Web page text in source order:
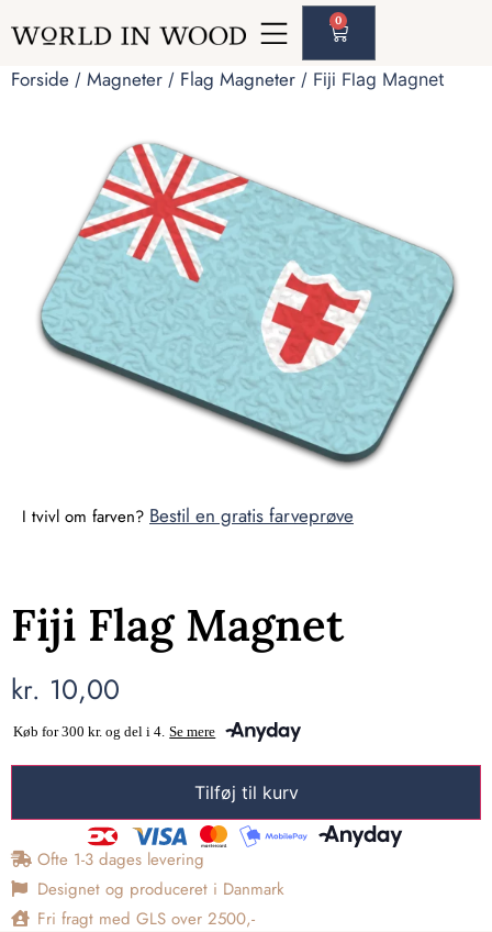
0
Forside / Magneter / Flag Magneter / Fiji Flag Magnet
I tvivl om farven? Bestil en gratis farveprøve
Fiji Flag Magnet
kr. 10,00
Tilføj til kurv
Ofte 1-3 dages levering
Designet og produceret i Danmark
Fri fragt med GLS over 2500,-